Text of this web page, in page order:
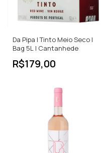
Da Pipa | Tinto Meio Seco |
Bag 5L | Cantanhede
R$179,00